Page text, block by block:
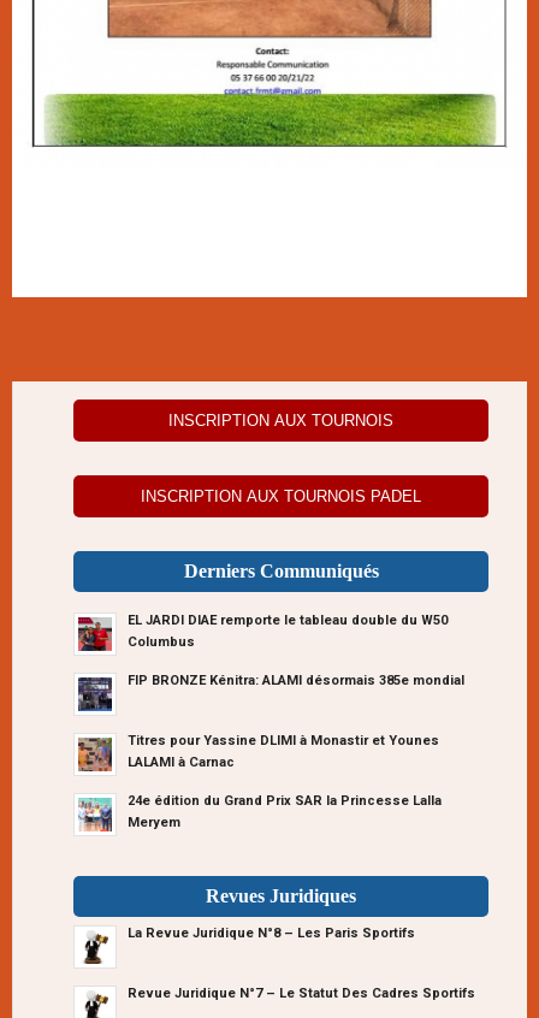
INSCRIPTION AUX TOURNOIS
INSCRIPTION AUX TOURNOIS PADEL
Derniers Communiqués
EL JARDI DIAE remporte le tableau double du W50
Columbus
FIP BRONZE Kénitra: ALAMI désormais 385e mondial
Titres pour Yassine DLIMI à Monastir et Younes
LALAMI à Carnac
24e édition du Grand Prix SAR la Princesse Lalla
Meryem
Revues Juridiques
La Revue Juridique N°8 – Les Paris Sportifs
Revue Juridique N°7 – Le Statut Des Cadres Sportifs